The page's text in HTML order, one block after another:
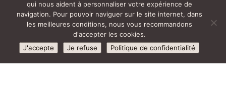
de Maison Galatà en vous
abonnant à notre newsletter
qui nous aident à personnaliser votre expérience de
navigation. Pour pouvoir naviguer sur le site internet, dans
les meilleures conditions, nous vous recommandons
d'accepter les cookies.
J'accepte
Je refuse Politique de confidentialité